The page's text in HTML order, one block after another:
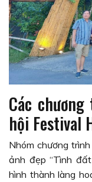
Các
hội Festival
Nhóm chương
ảnh đẹp “Tình
hình thành làng